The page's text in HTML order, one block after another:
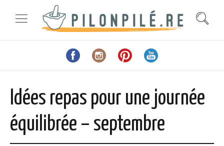
Idées repas pour une journée
équilibrée – septembre